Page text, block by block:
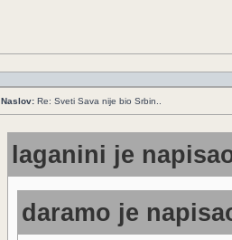
Naslov: Re: Sveti Sava nije bio Srbin..
laganini je
daramo je